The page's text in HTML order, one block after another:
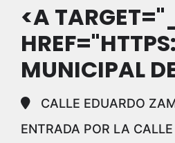
<A
MUNICIPAL
CALLE EDUARDO
ENTRADA POR LA